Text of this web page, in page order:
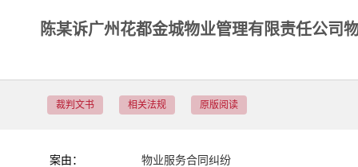
陈某诉广州花都金城物业管理有限责任公司
裁判文书 相关法规 原版阅读
案由： 物业服务合同纠纷